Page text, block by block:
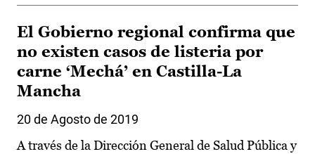
El Gobierno regional confirma que
no existen casos de listeria por
carne ‘Mechá’ en Castilla-La
Mancha
20 de Agosto de 2019
A través de la Dirección General de Salud Pública y